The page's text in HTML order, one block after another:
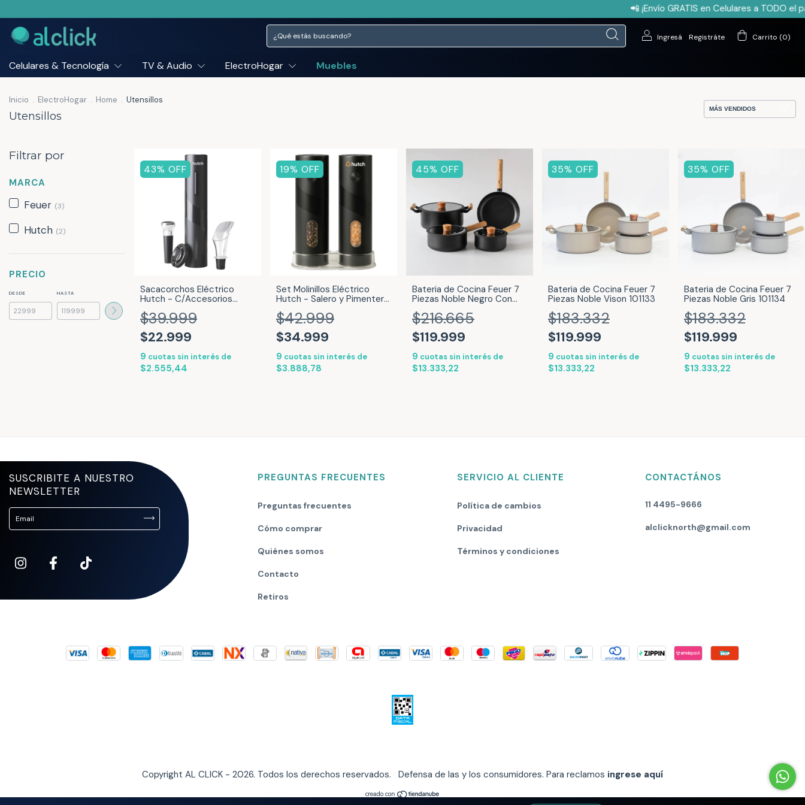
📲 ¡Envío GRATIS en Celulares a TODO el
Ingresá Registráte Carrito (0)
Celulares & Tecnología TV & Audio ElectroHogar Muebles
Inicio . ElectroHogar . Home . Utensillos
Utensillos
Filtrar por
MARCA
Feuer (3)
Hutch (2)
PRECIO
DESDE HASTA
43% OFF
Sacacorchos Eléctrico
Hutch - C/Accesorios
Tapon y Pico Vertedor
Negro SACACORCHOS-
HUTCH
$39.999
$22.999
9 cuotas sin interés de
$2.555,44
19% OFF
Set Molinillos Eléctrico
Hutch - Salero y Pimentero
C/Luz Negro MOLINILLOS-
HUTCH
$42.999
$34.999
9 cuotas sin interés de
$3.888,78
45% OFF
Bateria de Cocina Feuer 7
Piezas Noble Negro Con
Mango de Madera 100786
$216.665
$119.999
9 cuotas sin interés de
$13.333,22
35% OFF
Bateria de Cocina Feuer 7
Piezas Noble Vison 101133
$183.332
$119.999
9 cuotas sin interés de
$13.333,22
35% OFF
Bateria de Cocina Feuer 7
Piezas Noble Gris 101134
$183.332
$119.999
9 cuotas sin interés de
$13.333,22
SUSCRIBITE A NUESTRO
NEWSLETTER
PREGUNTAS FRECUENTES
Preguntas frecuentes
Cómo comprar
Quiénes somos
Contacto
Retiros
SERVICIO AL CLIENTE
Política de cambios
Privacidad
Términos y condiciones
CONTACTÁNOS
11 4495-9666
alclicknorth@gmail.com
Copyright AL CLICK - 2026. Todos los derechos reservados. Defensa de las y los consumidores. Para reclamos ingrese aquí